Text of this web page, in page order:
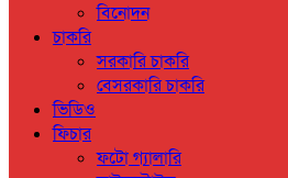
বিনোদন
চাকরি
সরকারি চাকরি
বেসরকারি চাকরি
ভিডিও
ফিচার
ফটো গ্যালারি